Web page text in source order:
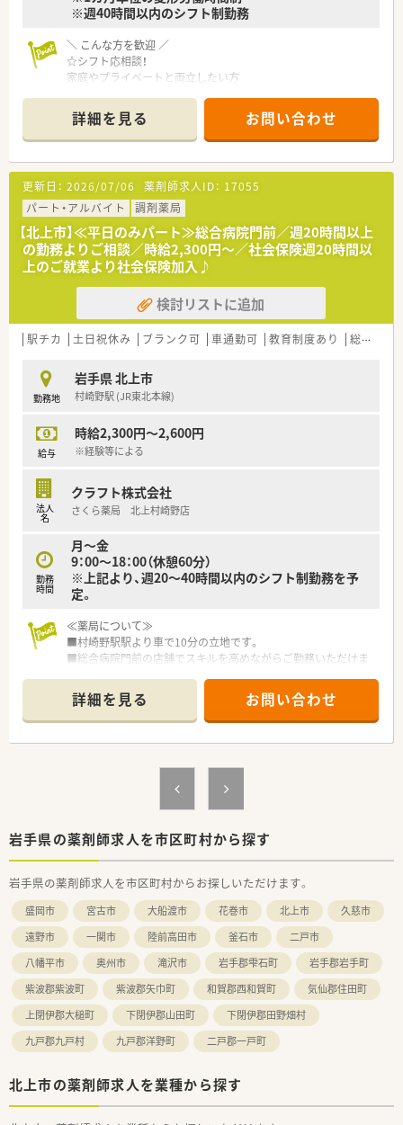
※週40時間以内のシフト制勤務
＼ こんな方を歓迎 ／
☆シフト応相談！
家庭やプライベートと両立したい方
☆転勤なく、長く働きたい方
＜ こんな店舗です！ ＞
■JR北上駅から徒歩5分ほどの好立地♪
■内科メインで糖尿病領域に力を入れています！
■薬剤師は2～3名で対応しています。
■『患者様の健康を守る』をモットーに、責任をもって地域に貢
献できる薬局を目指しています。
＜ 企業紹介 ＞
■岩手県北上市に本社を構え、グループ会社を含め、岩手県内に
5店舗展開しております。
北上市・奥州市を中心に店舗があり、転勤の心配なく働ける環境
です。
■代表は女性で、門前の当時のドクターとのやり取りから、開局
今でも現場に出ており、働きやすい環境を現場目線で考えてくだ
さる方です。
■認定薬剤師資格取得支援で、e-learningを導入しているほか、
ます。
詳細を見る お問い合わせ
更新日： 2026/07/06 薬剤師求人ID： 17055
パート・アルバイト
調剤薬局
【北上市】≪平日のみパート≫総合病院門前／週20時間以上
の勤務よりご相談／時給2,300円～／社会保険週20時間以
上のご就業より社会保険加入♪
検討リストに追加
駅チカ 土日祝休み ブランク可 車通勤可 教育制度あり 総合科目
勤務地
岩手県 北上市
村崎野駅 (JR東北本線)
給与
時給2,300円～2,600円
※経験等による
法人
名
クラフト株式会社
さくら薬局 北上村崎野店
勤務
時間
月～金
9：00～18：00（休憩60分）
※上記より、週20～40時間以内のシフト制勤務を予
定。
≪薬局について≫
■村崎野駅駅より車で10分の立地です。
■総合病院門前の店舗でスキルを高めながらご勤務いただけま
■土日祝はお休みを取得いただけます♪
■平日9:00～18:00の内で週20～40時間以内の勤務が可能な方
を募集中！
■総合病院門前でスキルを磨きたい方
■大手調剤薬局で安定したご就業を希望される方
■在宅業務へも積極的に取り組んでおり、地域連携薬局や健康サ
ポート薬局への届け出実績も多数ございます。
■調剤システムは自社開発でレセコンから発注まで一体型を導
入しております。
■AIを用いた薬歴作成補助機能も搭載しており、スムーズな入力
が可能です。
■重量と音声、画像監査も実施しており調剤過誤への対策もされ
ております。
詳細を見る お問い合わせ
岩手県の薬剤師求人を市区町村から探す
岩手県の薬剤師求人を市区町村からお探しいただけます。
盛岡市 宮古市 大船渡市 花巻市 北上市
久慈市
遠野市
一関市 陸前高田市 釜石市
二戸市
八幡平市
奥州市 滝沢市 岩手郡雫石町
岩手郡岩手町
紫波郡紫波町
紫波郡矢巾町 和賀郡西和賀町
気仙郡住田町
上閉伊郡大槌町
下閉伊郡山田町
下閉伊郡田野畑村
九戸郡九戸村
九戸郡洋野町 二戸郡一戸町
北上市の薬剤師求人を業種から探す